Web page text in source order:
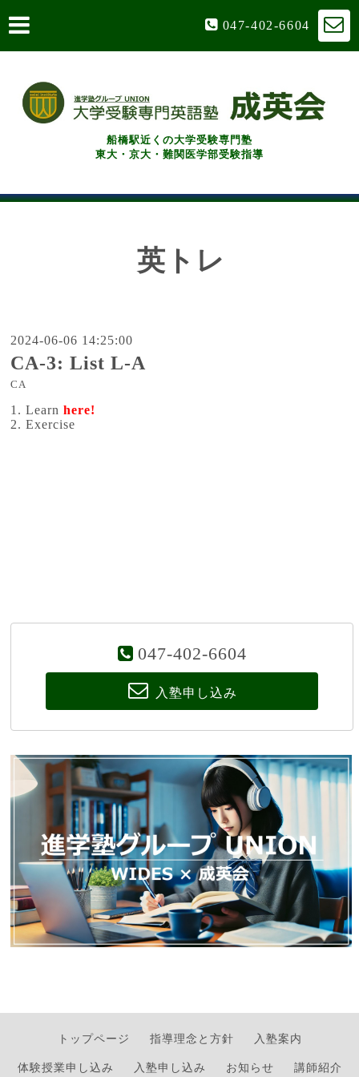
047-402-6604
船橋駅近くの大学受験専門塾
東大・京大・難関医学部受験指導
英トレ
2024-06-06 14:25:00
CA-3: List L-A
CA
1. Learnhere!
2. Exercise
047-402-6604
入塾申し込み
トップページ 指導理念と方針 入塾案内
体験授業申し込み 入塾申し込み お知らせ 講師紹介